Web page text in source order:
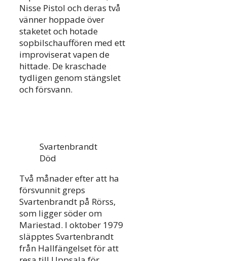
Nisse Pistol och deras två
vänner hoppade över
staketet och hotade
sopbilschauffören med ett
improviserat vapen de
hittade. De kraschade
tydligen genom stängslet
och försvann.
Svartenbrandt
Död
Två månader efter att ha
försvunnit greps
Svartenbrandt på Rörss,
som ligger söder om
Mariestad. I oktober 1979
släpptes Svartenbrandt
från Hallfängelset för att